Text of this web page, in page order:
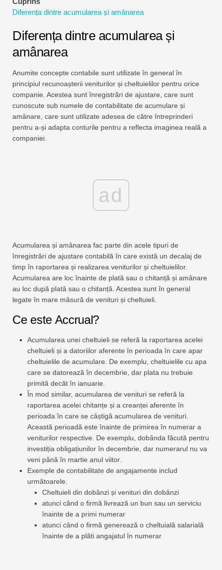
Tutoriale de modelare financiară
Formular complet
Tutoriale de gestionare a riscurilor
Diferența dintre acumularea și amânarea
Diferența dintre acumularea și
amânarea
Anumite concepte contabile sunt utilizate în general în
principiul recunoașterii veniturilor și cheltuielilor pentru orice
companie. Acestea sunt înregistrări de ajustare, care sunt
cunoscute sub numele de contabilitate de acumulare și
amânare, care sunt utilizate adesea de către întreprinderi
pentru a-și adapta conturile pentru a reflecta imaginea reală a
companiei.
ad
Acumularea și amânarea fac parte din acele tipuri de
înregistrări de ajustare contabilă în care există un decalaj de
timp în raportarea și realizarea veniturilor și cheltuielilor.
Acumularea are loc înainte de plată sau o chitanță și amânare
au loc după plată sau o chitanță. Acestea sunt în general
legate în mare măsură de venituri și cheltuieli.
Ce este Accrual?
Acumularea unei cheltuieli se referă la raportarea acelei
cheltuieli și a datoriilor aferente în perioada în care apar
cheltuielile de acumulare. De exemplu, cheltuielile cu apa
care se datorează în decembrie, dar plata nu trebuie
primită decât în ​​ianuarie.
În mod similar, acumularea de venituri se referă la
raportarea acelei chitanțe și a creanței aferente în
perioada în care se câștigă acumularea de venituri.
Această perioadă este înainte de primirea în numerar a
veniturilor respective. De exemplu, dobânda făcută pentru
investiția obligațiunilor în decembrie, dar numerarul nu va
veni până în martie anul viitor.
Exemple de contabilitate de angajamente includ
următoarele.
Cheltuieli din dobânzi și venituri din dobânzi
atunci când o firmă livrează un bun sau un serviciu
înainte de a primi numerar
atunci când o firmă generează o cheltuială salarială
înainte de a plăti angajatul în numerar